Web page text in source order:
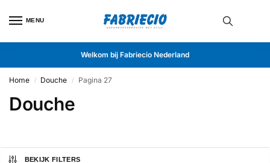
MENU
Welkom bij Fabriecio Nederland
Home / Douche / Pagina 27
Douche
BEKIJK FILTERS